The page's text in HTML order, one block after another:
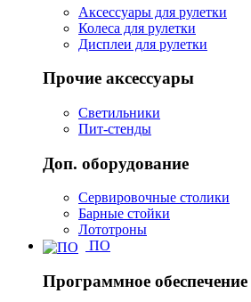
Аксессуары для рулетки
Колеса для рулетки
Дисплеи для рулетки
Прочие аксессуары
Светильники
Пит-стенды
Доп. оборудование
Сервировочные столики
Барные стойки
Лототроны
ПО
Программное обеспечение